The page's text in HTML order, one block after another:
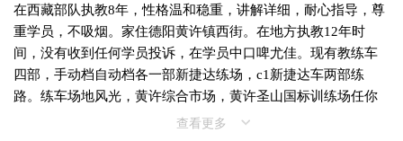
在西藏部队执教8年，性格温和稳重，讲解详细，耐心指导，尊
重学员，不吸烟。家住德阳黄许镇西街。在地方执教12年时
间，没有收到任何学员投诉，在学员中口啤尤佳。现有教练车
四部，手动档自动档各一部新捷达练场，c1新捷达车两部练
路。练车场地风光，黄许综合市场，黄许圣山国标训练场任你
选择。本校特别推出分期付款模式，学员预约练车不用排队。
查看更多